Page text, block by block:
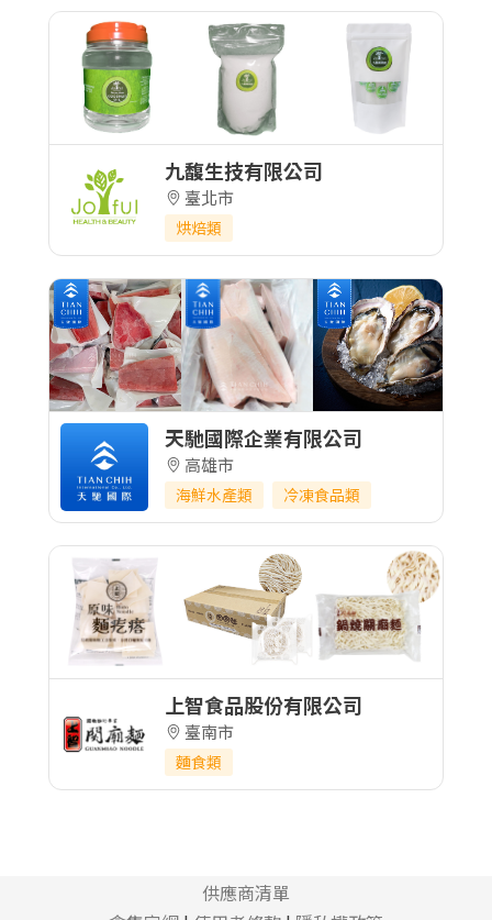
九馥生技有限公司
臺北市
烘焙類
天馳國際企業有限公司
高雄市
海鮮水產類 冷凍食品類
上智食品股份有限公司
臺南市
麵食類
供應商清單